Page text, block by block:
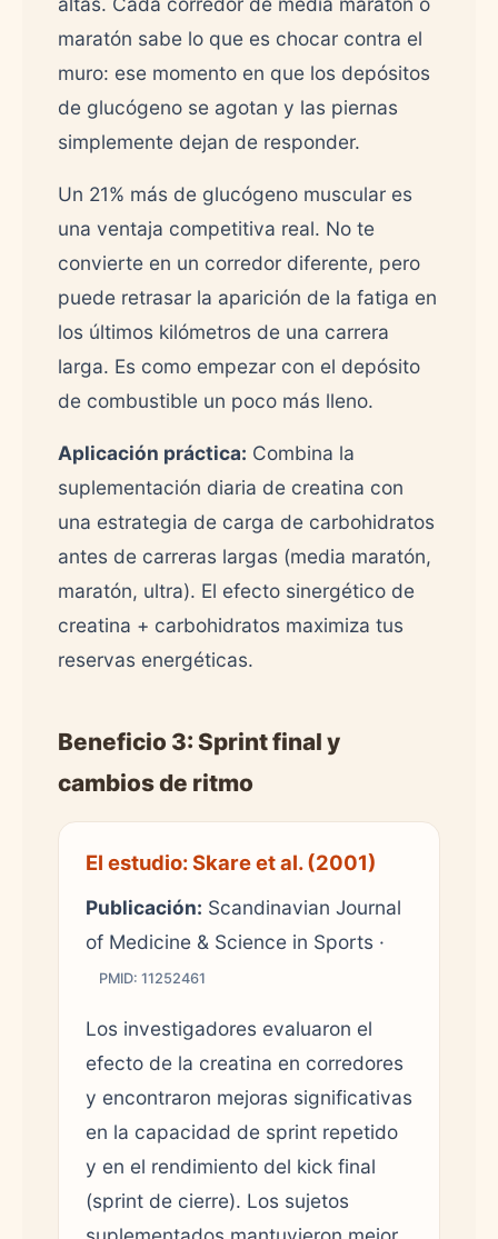
maratón sabe lo que es chocar contra el
muro: ese momento en que los depósitos
de glucógeno se agotan y las piernas
simplemente dejan de responder.
Un 21% más de glucógeno muscular es
una ventaja competitiva real. No te
convierte en un corredor diferente, pero
puede retrasar la aparición de la fatiga en
los últimos kilómetros de una carrera
larga. Es como empezar con el depósito
de combustible un poco más lleno.
Aplicación práctica: Combina la
suplementación diaria de creatina con
una estrategia de carga de carbohidratos
antes de carreras largas (media maratón,
maratón, ultra). El efecto sinergético de
creatina + carbohidratos maximiza tus
reservas energéticas.
Beneficio 3: Sprint final y
cambios de ritmo
El estudio: Skare et al. (2001)
Publicación: Scandinavian Journal
of Medicine & Science in Sports ·
PMID: 11252461
Los investigadores evaluaron el
efecto de la creatina en corredores
y encontraron mejoras significativas
en la capacidad de sprint repetido
y en el rendimiento del kick final
(sprint de cierre). Los sujetos